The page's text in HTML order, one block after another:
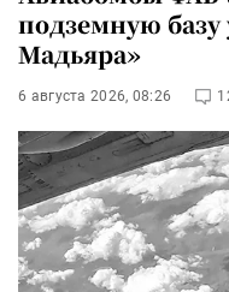
подземную
Мадьяра»
6 августа 2026, 08:26